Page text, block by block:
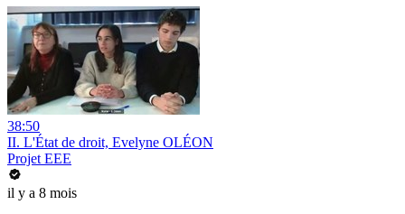
38:50
II. L'État de droit, Evelyne OLÉON
Projet EEE
il y a 8 mois